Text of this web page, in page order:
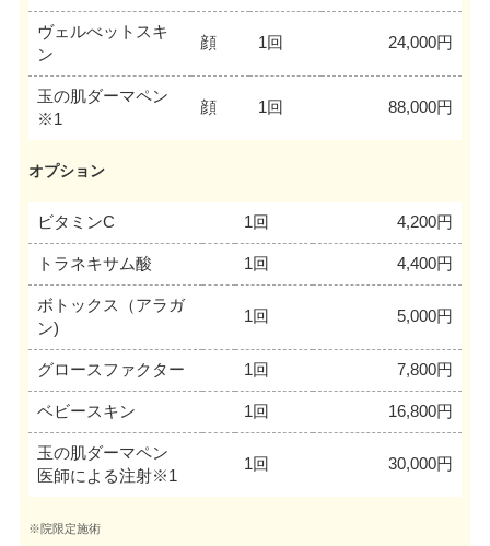
ヴェルべットスキ
ン
顔 1回 24,000円
玉の肌ダーマペン
※1
顔 1回 88,000円
オプション
ビタミンC 1回 4,200円
トラネキサム酸 1回 4,400円
ボトックス（アラガ
ン)
1回 5,000円
グロースファクター 1回 7,800円
ベビースキン 1回 16,800円
玉の肌ダーマペン
医師による注射※1
1回 30,000円
※院限定施術